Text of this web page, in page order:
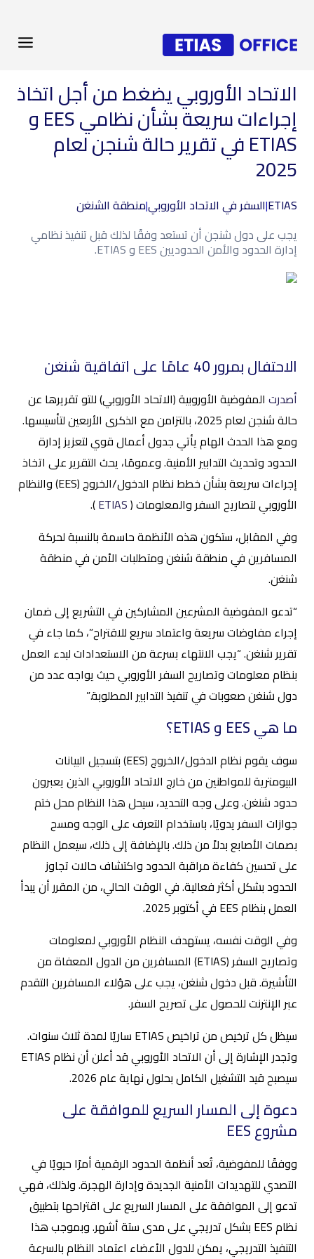
الاتحاد الأوروبي يضغط من أجل اتخاذ
إجراءات سريعة بشأن نظامي EES و
ETIAS في تقرير حالة شنجن لعام
2025
ETIAS
|السفر في الاتحاد الأوروبي|منطقة الشنغن
يجب على دول شنجن أن تستعد وفقًا لذلك قبل تنفيذ نظامي
إدارة الحدود والأمن الحدوديين EES و ETIAS.
الاحتفال بمرور 40 عامًا على اتفاقية شنغن
أصدرت المفوضية الأوروبية (الاتحاد الأوروبي) للتو تقريرها عن
حالة شنجن لعام 2025، بالتزامن مع الذكرى الأربعين لتأسيسها.
ومع هذا الحدث الهام يأتي جدول أعمال قوي لتعزيز إدارة
الحدود وتحديث التدابير الأمنية. وعمومًا، يحث التقرير على اتخاذ
إجراءات سريعة بشأن خطط نظام الدخول/الخروج (EES) والنظام
الأوروبي لتصاريح السفر والمعلومات (ETIAS
).
وفي المقابل، ستكون هذه الأنظمة حاسمة بالنسبة لحركة
المسافرين في منطقة شنغن ومتطلبات الأمن في منطقة
شنغن.
“تدعو المفوضية المشرعين المشاركين في التشريع إلى ضمان
إجراء مفاوضات سريعة واعتماد سريع للاقتراح”، كما جاء في
تقرير شنغن. “يجب الانتهاء بسرعة من الاستعدادات لبدء العمل
بنظام معلومات وتصاريح السفر الأوروبي حيث يواجه عدد من
دول شنغن صعوبات في تنفيذ التدابير المطلوبة.”
ما هي EES و ETIAS؟
سوف يقوم نظام الدخول/الخروج (EES) بتسجيل البيانات
البيومترية للمواطنين من خارج الاتحاد الأوروبي الذين يعبرون
حدود شنغن. وعلى وجه التحديد، سيحل هذا النظام محل ختم
جوازات السفر يدويًا، باستخدام التعرف على الوجه ومسح
بصمات الأصابع بدلاً من ذلك. بالإضافة إلى ذلك، سيعمل النظام
على تحسين كفاءة مراقبة الحدود واكتشاف حالات تجاوز
الحدود بشكل أكثر فعالية. في الوقت الحالي، من المقرر أن يبدأ
العمل بنظام EES في أكتوبر 2025.
وفي الوقت نفسه، يستهدف النظام الأوروبي لمعلومات
وتصاريح السفر (ETIAS) المسافرين من الدول المعفاة من
التأشيرة. قبل دخول شنغن، يجب على هؤلاء المسافرين التقدم
عبر الإنترنت للحصول على تصريح السفر.
سيظل كل ترخيص من تراخيص ETIAS ساريًا لمدة ثلاث سنوات.
وتجدر الإشارة إلى أن الاتحاد الأوروبي قد أعلن أن نظام ETIAS
سيصبح قيد التشغيل الكامل بحلول نهاية عام 2026.
دعوة إلى المسار السريع للموافقة على
مشروع EES
ووفقًا للمفوضية، تُعد أنظمة الحدود الرقمية أمرًا حيويًا في
التصدي للتهديدات الأمنية الجديدة وإدارة الهجرة. ولذلك، فهي
تدعو إلى الموافقة على المسار السريع على اقتراحها بتطبيق
نظام EES بشكل تدريجي على مدى ستة أشهر. وبموجب هذا
التنفيذ التدريجي، يمكن للدول الأعضاء اعتماد النظام بالسرعة